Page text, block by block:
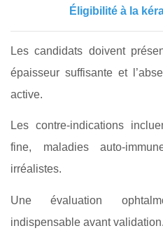
Éligibilité à la
Les candidats doivent
épaisseur suffisante et
active.
Les contre-indications
fine, maladies auto-
irréalistes.
Une évaluation
indispensable avant validation.